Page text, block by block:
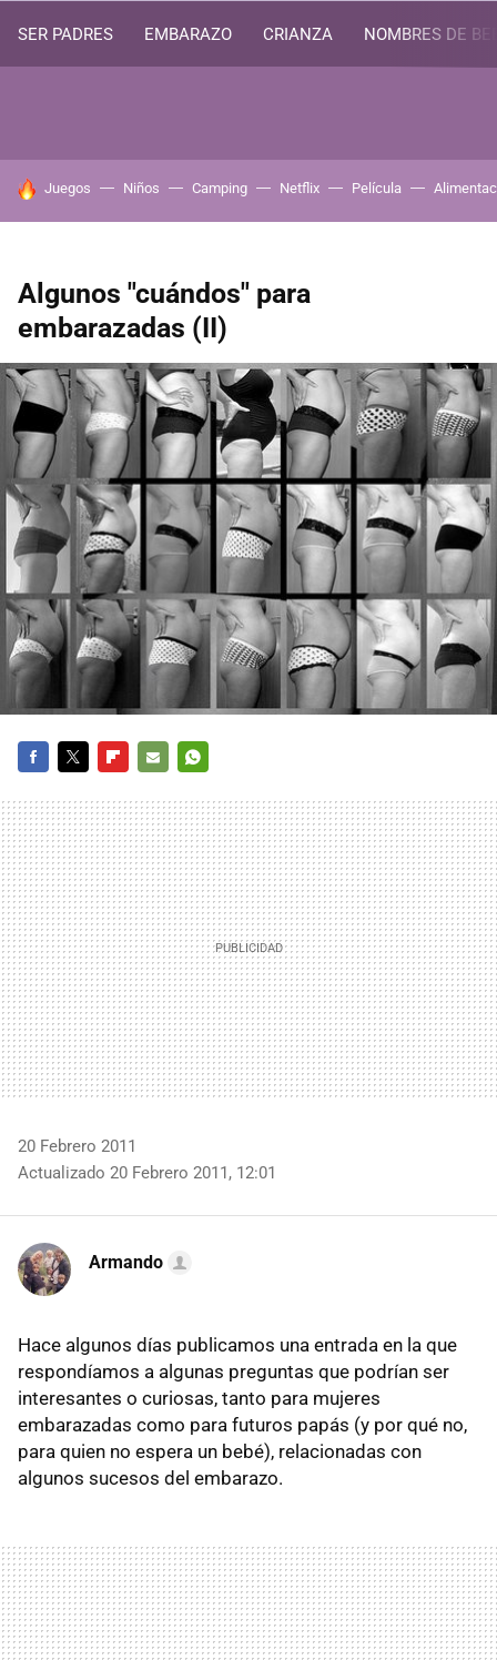
SER PADRES EMBARAZO CRIANZA NOMBRES DE
HOY SE HABLA DE
Juegos Niños Camping Netflix Película
Algunos "cuándos" para
embarazadas (II)
MAIL
20 Febrero 2011
Actualizado 20 Febrero 2011, 12:01
Armando
Hace algunos días publicamos una entrada en la que
respondíamos a algunas preguntas que podrían ser
interesantes o curiosas, tanto para mujeres
embarazadas como para futuros papás (y por qué no,
para quien no espera un bebé), relacionadas con
algunos sucesos del embarazo.